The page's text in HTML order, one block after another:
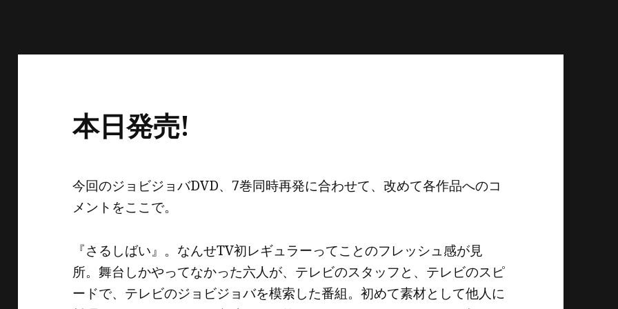
本日発売!
今回のジョビジョバDVD、7巻同時再発に合わせて、改めて各作品へのコ
メントをここで。
『さるしばい』。なんせTV初レギュラーってことのフレッシュ感が見
所。舞台しかやってなかった六人が、テレビのスタッフと、テレビのスピ
ードで、テレビのジョビジョバを模索した番組。初めて素材として他人に